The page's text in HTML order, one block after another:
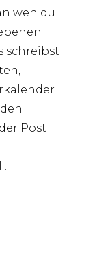
wen du
schreibst
Post